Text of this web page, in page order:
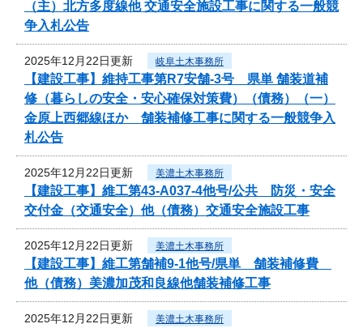
（主）北方多度線他 交通安全施設工事に関する一般競
争入札公告
2025年12月22日更新 岐阜土木事務所
【建設工事】維持工事第R7安舗-3号 県単 舗装道補
修（暮らしの安全・安心確保対策費）（債務）（一）
金原上西郷線ほか 舗装補修工事に関する一般競争入
札公告
2025年12月22日更新 美濃土木事務所
【建設工事】維工第43-A037-4他号/公共 防災・安全
交付金（交通安全）他（債務）交通安全施設工事
2025年12月22日更新 美濃土木事務所
【建設工事】維工第舗補9-1他号/県単 舗装補修費
他（債務）美濃加茂和良線他舗装補修工事
2025年12月22日更新 美濃土木事務所